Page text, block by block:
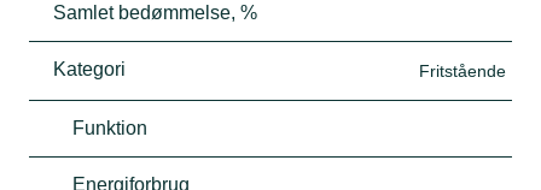
Samlet bedømmelse, %
Kategori Fritstående
Funktion
Energiforbrug